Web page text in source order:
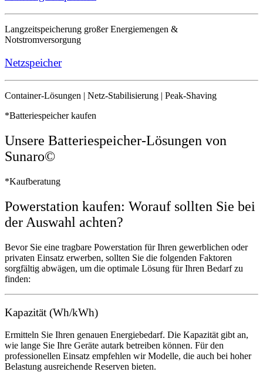
Langzeitspeicherung großer Energiemengen &
Notstromversorgung
Netzspeicher
Container-Lösungen | Netz-Stabilisierung | Peak-Shaving
*Batteriespeicher kaufen
Unsere Batteriespeicher-Lösungen von
Sunaro©
*Kaufberatung
Powerstation kaufen: Worauf sollten Sie bei
der Auswahl achten?
Bevor Sie eine tragbare Powerstation für Ihren gewerblichen oder
privaten Einsatz erwerben, sollten Sie die folgenden Faktoren
sorgfältig abwägen, um die optimale Lösung für Ihren Bedarf zu
finden:
Kapazität (Wh/kWh)
Ermitteln Sie Ihren genauen Energiebedarf. Die Kapazität gibt an,
wie lange Sie Ihre Geräte autark betreiben können. Für den
professionellen Einsatz empfehlen wir Modelle, die auch bei hoher
Belastung ausreichende Reserven bieten.